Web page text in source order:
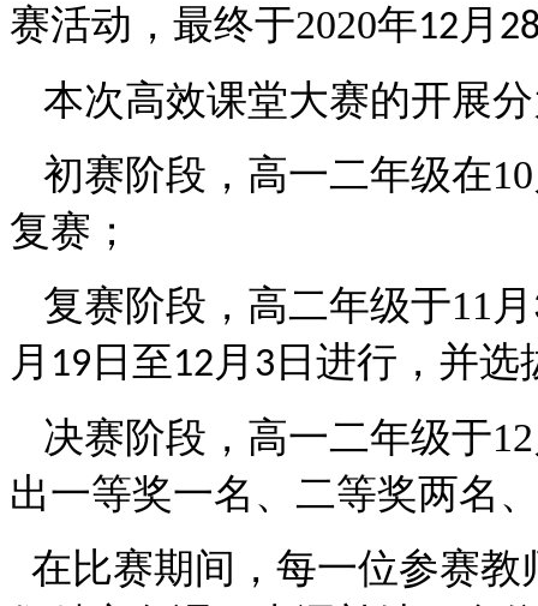
赛活动，最终于2020年12 月
本次高效课堂大赛的开展
初赛阶段，高一二年级在10
复赛；
复赛阶段，高二年级于11 月
月 19 日至12 月 3 日进行，并选
决赛阶段，高一二年级于12
出一等奖一名、二等奖两名
在比赛期间，每一位参赛